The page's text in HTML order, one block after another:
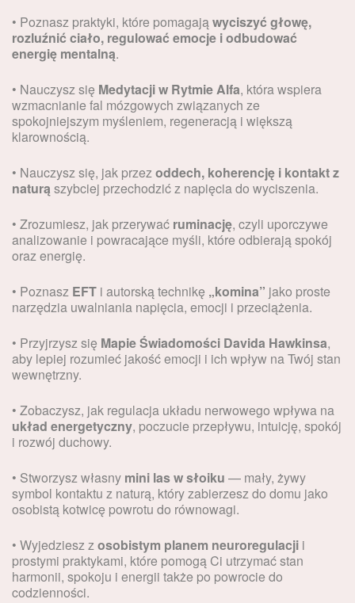
• Poznasz praktyki, które pomagająwyciszyć głowę,
rozluźnić ciało, regulować emocje i odbudować
energię mentalną.
• Nauczysz się Medytacji w Rytmie Alfa, która wspiera
wzmacnianie fal mózgowych związanych ze
spokojniejszym myśleniem, regeneracją i większą
klarownością.
• Nauczysz się, jak przezoddech, koherencję i kontakt z
naturą szybciej przechodzić z napięcia do wyciszenia.
• Zrozumiesz, jak przerywać ruminację, czyli uporczywe
analizowanie i powracające myśli, które odbierają spokój
oraz energię.
• Poznasz EFT i autorską technikę „komina” jako proste
narzędzia uwalniania napięcia, emocji i przeciążenia.
• Przyjrzysz się Mapie Świadomości Davida Hawkinsa,
aby lepiej rozumieć jakość emocji i ich wpływ na Twój stan
wewnętrzny.
• Zobaczysz, jak regulacja układu nerwowego wpływa na
układ energetyczny, poczucie przepływu, intuicję, spokój
i rozwój duchowy.
• Stworzysz własny mini las w słoiku — mały, żywy
symbol kontaktu z naturą, który zabierzesz do domu jako
osobistą kotwicę powrotu do równowagi.
• Wyjedziesz zosobistym planem neuroregulacji i
prostymi praktykami, które pomogą Ci utrzymać stan
harmonii, spokoju i energii także po powrocie do
codzienności.